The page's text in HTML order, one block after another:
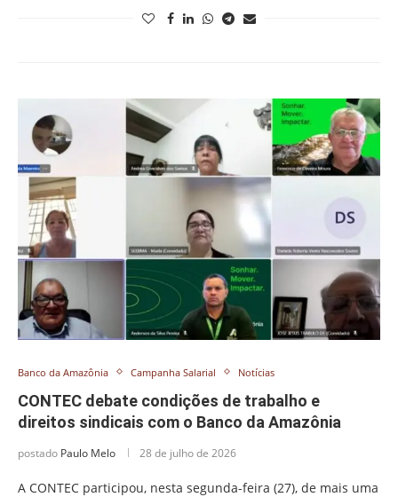
Banco da Amazônia Campanha Salarial Notícias
CONTEC debate condições de trabalho e
direitos sindicais com o Banco da Amazônia
postado Paulo Melo 28 de julho de 2026
A CONTEC participou, nesta segunda-feira (27), de mais uma